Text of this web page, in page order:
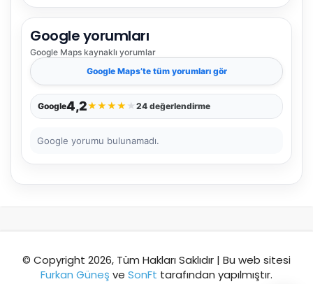
Google yorumları
Google Maps kaynaklı yorumlar
Google Maps’te tüm yorumları gör
Google4,2★★★★ ★ 24 değerlendirme
Google yorumu bulunamadı.
© Copyright 2026, Tüm Hakları Saklıdır | Bu web sitesi
Furkan Güneş ve SonFt tarafından yapılmıştır.
Şehir / ilçe
🧭 Rehber ⭐ Popüler
🚶 Yürüyüş